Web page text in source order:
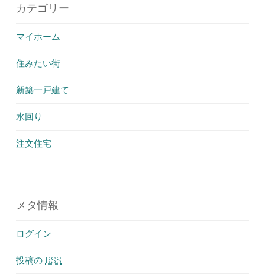
カテゴリー
マイホーム
住みたい街
新築一戸建て
水回り
注文住宅
メタ情報
ログイン
投稿の RSS